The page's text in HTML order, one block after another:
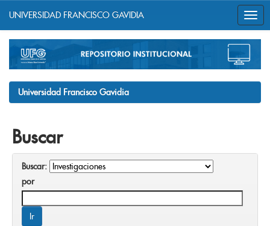
navigation
UNIVERSIDAD FRANCISCO GAVIDIA
Universidad Francisco Gavidia
Buscar
Buscar:
por